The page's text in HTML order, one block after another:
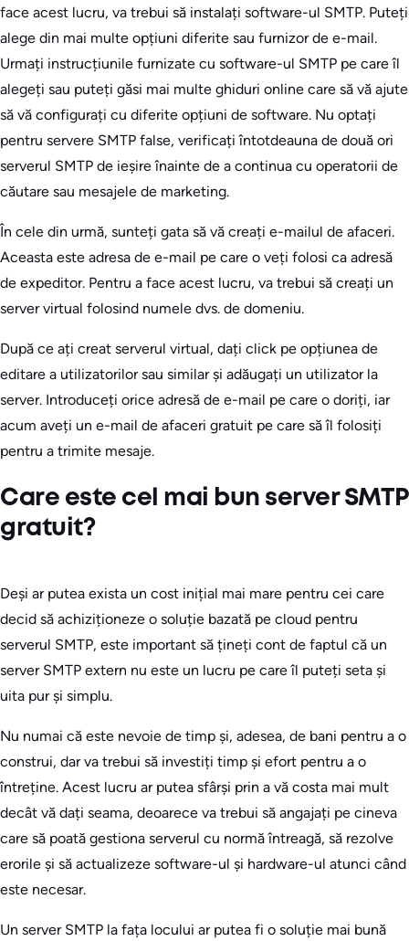
face acest lucru, va trebui să instalați software-ul SMTP. Puteți
alege din mai multe opțiuni diferite sau furnizor de e-mail.
Urmați instrucțiunile furnizate cu software-ul SMTP pe care îl
alegeți sau puteți găsi mai multe ghiduri online care să vă ajute
să vă configurați cu diferite opțiuni de software. Nu optați
pentru servere SMTP false, verificați întotdeauna de două ori
serverul SMTP de ieșire înainte de a continua cu operatorii de
căutare sau mesajele de marketing.
În cele din urmă, sunteți gata să vă creați e-mailul de afaceri.
Aceasta este adresa de e-mail pe care o veți folosi ca adresă
de expeditor. Pentru a face acest lucru, va trebui să creați un
server virtual folosind numele dvs. de domeniu.
După ce ați creat serverul virtual, dați click pe opțiunea de
editare a utilizatorilor sau similar și adăugați un utilizator la
server. Introduceți orice adresă de e-mail pe care o doriți, iar
acum aveți un e-mail de afaceri gratuit pe care să îl folosiți
pentru a trimite mesaje.
Care este cel mai bun server SMTP
gratuit?
Deși ar putea exista un cost inițial mai mare pentru cei care
decid să achiziționeze o soluție bazată pe cloud pentru
serverul SMTP, este important să țineți cont de faptul că un
server SMTP extern nu este un lucru pe care îl puteți seta și
uita pur și simplu.
Nu numai că este nevoie de timp și, adesea, de bani pentru a o
construi, dar va trebui să investiți timp și efort pentru a o
întreține. Acest lucru ar putea sfârși prin a vă costa mai mult
decât vă dați seama, deoarece va trebui să angajați pe cineva
care să poată gestiona serverul cu normă întreagă, să rezolve
erorile și să actualizeze software-ul și hardware-ul atunci când
este necesar.
Un server SMTP la fața locului ar putea fi o soluție mai bună